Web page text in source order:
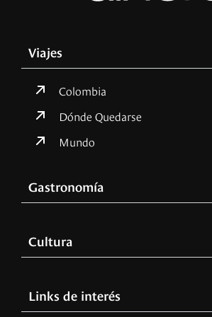
Viajes
Colombia
Dónde Quedarse
Mundo
Gastronomía
Cultura
Links de interés